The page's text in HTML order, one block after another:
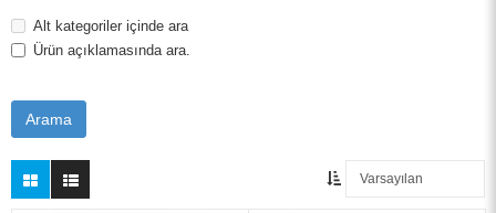
İnvertörler
Solar Paneller
Voltaj Regülatörleri
Alt kategoriler içinde ara
Ürün açıklamasında ara.